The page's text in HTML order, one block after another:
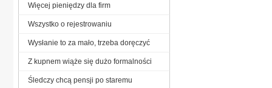
Więcej pieniędzy dla firm
Wszystko o rejestrowaniu
Wysłanie to za mało, trzeba doręczyć
Z kupnem wiąże się dużo formalności
Śledczy chcą pensji po staremu